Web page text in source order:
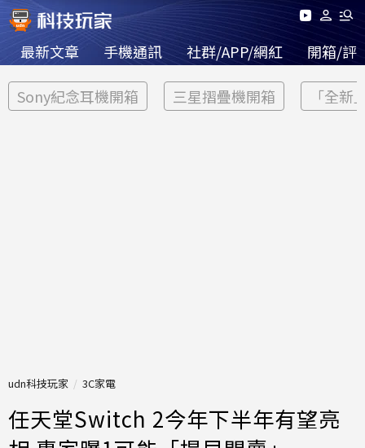
最新文章 手機通訊 社群/APP/網紅 開箱/評
Sony紀念耳機開箱 三星摺疊機開箱 「全新
udn科技玩家 3C家電
任天堂Switch 2今年下半年有望亮